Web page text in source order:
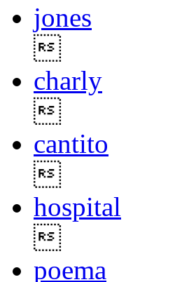
jones
charly
cantito
hospital
poema